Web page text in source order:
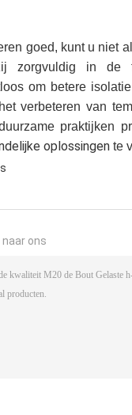
goed, kunt u niet
zorgvuldig in de
om betere
verbeteren van
praktijken
oplossingen te
ons